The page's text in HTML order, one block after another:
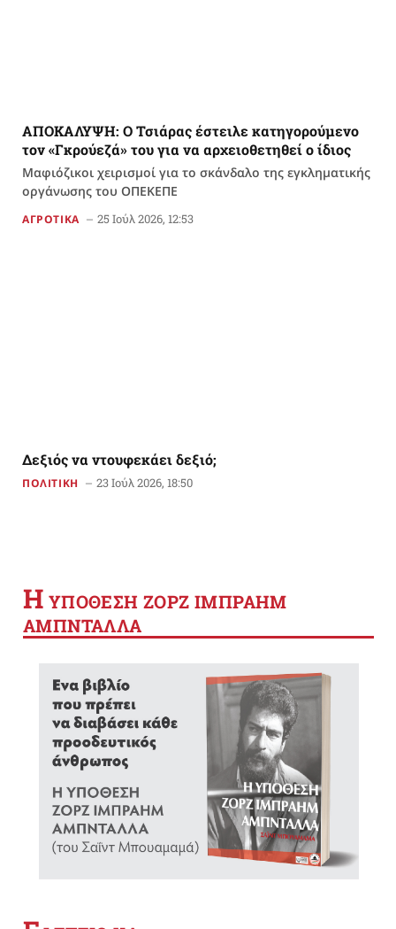
ΑΠΟΚΑΛΥΨΗ: Ο Τσιάρας έστειλε κατηγορούμενο
τον «Γκρούεζά» του για να αρχειοθετηθεί ο ίδιος
Μαφιόζικοι χειρισμοί για το σκάνδαλο της εγκληματικής
οργάνωσης του ΟΠΕΚΕΠΕ
ΑΓΡΟΤΙΚΑ 25 Ιούλ 2026, 12:53
Δεξιός να ντουφεκάει δεξιό;
ΠΟΛΙΤΙΚΗ 23 Ιούλ 2026, 18:50
Η YΠΟΘΕΣΗ ΖΟΡΖ ΙΜΠΡΑΗΜ
ΑΜΠΝΤΑΛΛΑ